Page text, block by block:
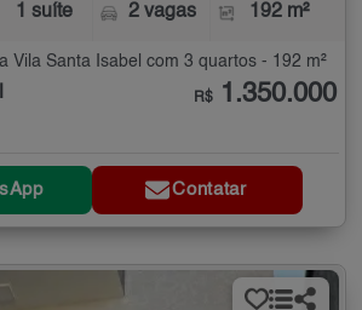
1 suíte 2 vagas 192 m²
Vila Santa Isabel com 3 quartos - 192 m²
R$ 1.350.000
Contatar